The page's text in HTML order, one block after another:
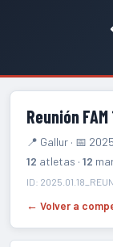
Reunión FAM
📍 Gallur · 📅
12 atletas · 12
ID:
← Volver a